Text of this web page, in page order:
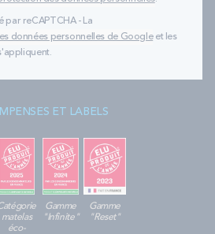
par reCAPTCHA - La
données personnelles de Googleet les
ET LABELS
matelas
éco-
Gamme
"Infinite"
Gamme
"Reset"